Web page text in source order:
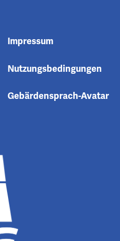
Impressum
Nutzungsbedingungen
Gebärdensprach-Avatar